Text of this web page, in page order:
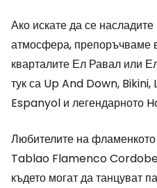
Ако искате да се
атмосфера, препоръчваме
кварталите Ел Равал или
тук са Up And Down,
Espanyol и легендарното
Любителите на
Tablao Flamenco
където могат да танцуват